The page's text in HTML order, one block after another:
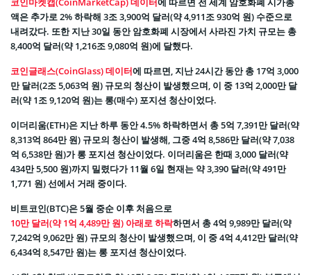
액은 추가로 2% 하락해 3조 3,900억 달러(약 4,911조 930억 원) 수준으로
내려갔다. 또한 지난 30일 동안 암호화폐 시장에서 사라진 가치 규모는 총
8,400억 달러(약 1,216조 9,080억 원)에 달했다.
코인글래스(CoinGlass) 데이터에 따르면, 지난 24시간 동안 총 17억 3,000
만 달러(2조 5,063억 원) 규모의 청산이 발생했으며, 이 중 13억 2,000만 달
러(약 1조 9,120억 원)는 롱(매수) 포지션 청산이었다.
이더리움(ETH)은 지난 하루 동안 4.5% 하락하면서 총 5억 7,391만 달러(약
8,313억 864만 원) 규모의 청산이 발생해, 그중 4억 8,586만 달러(약 7,038
억 6,538만 원)가 롱 포지션 청산이었다. 이더리움은 한때 3,000 달러(약
434만 5,500 원)까지 밀렸다가 11월 6일 현재는 약 3,390 달러(약 491만
1,771 원) 선에서 거래 중이다.
비트코인(BTC)은 5월 중순 이후 처음으로
10만 달러(약 1억 4,489만 원) 아래로 하락하면서 총 4억 9,989만 달러(약
7,242억 9,062만 원) 규모의 청산이 발생했으며, 이 중 4억 4,412만 달러(약
6,434억 8,547만 원)는 롱 포지션 청산이었다.